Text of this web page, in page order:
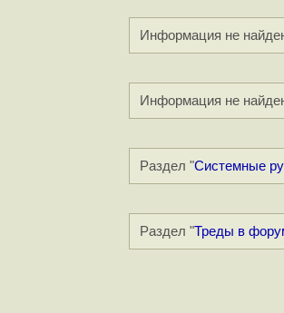
Информация не
Информация не
Раздел "Системные
Раздел "Треды в